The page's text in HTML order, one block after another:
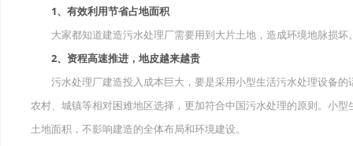
使用成都玻璃钢化粪池的七大好处你都记住了吗？
1、有效利用节省占地面积
大家都知道建造污水处理厂需要用到大片土地，造成环境地脉损坏
2、资程高速推进，地皮越来越贵
污水处理厂建造投入成本巨大，要是采用小型生活污水处理设备的
农村、城镇等相对困难地区选择，更加符合中国污水处理的原则。小
土地面积，不影响建造的全体布局和环境建设。